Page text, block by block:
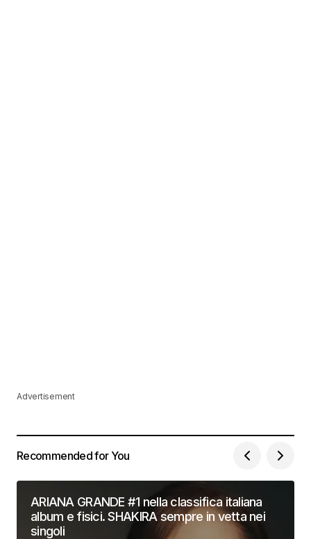
Advertisement
Recommended for You
ARIANA GRANDE #1 nella classifica italiana
album e fisici. SHAKIRA sempre in vetta nei
singoli